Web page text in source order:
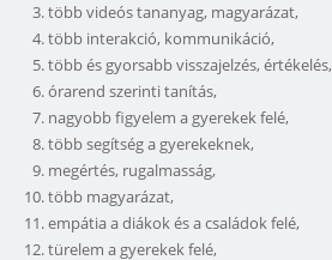
több videós tananyag, magyarázat,
több interakció, kommunikáció,
több és gyorsabb visszajelzés, értékelés,
órarend szerinti tanítás,
nagyobb figyelem a gyerekek felé,
több segítség a gyerekeknek,
megértés, rugalmasság,
több magyarázat,
empátia a diákok és a családok felé,
türelem a gyerekek felé,